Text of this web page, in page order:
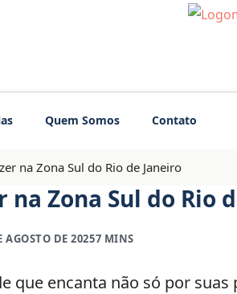
Quem Somos Contato
na Zona Sul do Rio de Janeiro
na Zona Sul do Rio
AGOSTO DE 20257 MINS
que encanta não só por